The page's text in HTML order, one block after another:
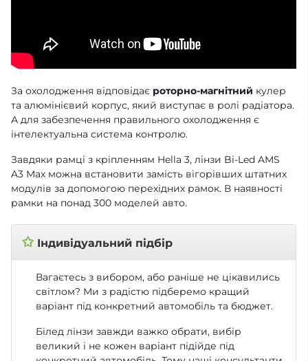
За охолодження відповідає роторно-магнітний кулер
та алюмінієвий корпус, який виступає в ролі радіатора.
А для забезпечення правильного охолодження є
інтелектуальна система контролю.
Завдяки рамці з кріпленням Hella 3, лінзи Bi-Led AMS
A3 Max можна встановити замість вігорівших штатних
модулів за допомогою перехідних рамок. В наявності
рамки на понад 300 моделей авто.
✩Індивідуальний підбір
Вагаєтесь з вибором, або раніше не цікавились
світлом? Ми з радістю підберемо кращий
варіант під конкретний автомобіль та бюджет.
Білед лінзи завжди важко обрати, вибір
великий і не кожен варіант підійде під